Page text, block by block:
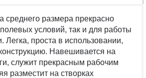
среднего размера прекрасно
условий, так и для работы
Легка, проста в использовании,
Навешивается на
служит прекрасным рабочим
разместит на створках